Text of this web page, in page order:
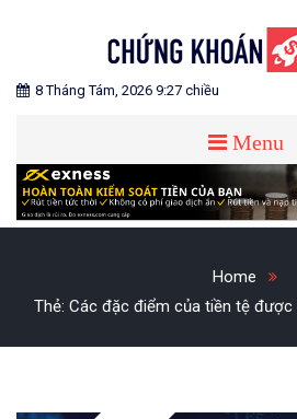
CHỨNG KHOÁN
Blog chia sẻ về Chứng Khoán và Forex
8 Tháng Tám, 2026 9:27 chiều
Menu
Home
Thẻ: Các đặc điểm của tiền tệ